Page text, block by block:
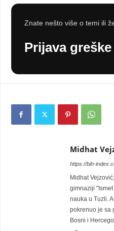
Znate nešto više o temi ili
Prijava greške
Midhat
https://bih-
Midhat
gimnaziji
nauka u Tuzli.
pokrenuo je sa
Bosni i